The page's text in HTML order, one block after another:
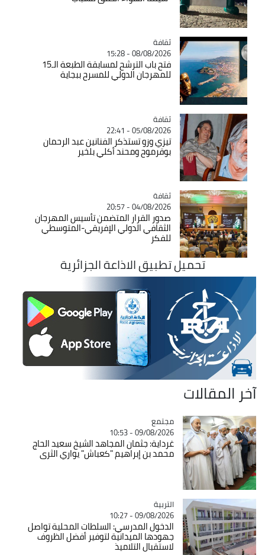
Catégorie
ثقافة
08/08/2026 - 15:28
فتح باب الترشح لمسابقة الطبعة الـ15
للمهرجان الدولي للمسرح ببجاية
Catégorie
ثقافة
05/08/2026 - 22:41
تيزي وزو تستذكر الفنانين عبد الرحمان
بوقرموح ومحند أكلي بلخير
Catégorie
ثقافة
04/08/2026 - 20:57
صدور القرار المتضمن تأسيس المهرجان
الثقافي الدولي الإفريقي-المتوسطي
للفكر
تحميل تطبيق الاذاعة الجزائرية
آخر المقالات
Catégorie
مجتمع
09/08/2026 - 10:53
غرداية: جثمان المجاهد الشيخ سعيد الحاج
محمد بن إبراهيم "كعباش" يواري الثرى
Catégorie
التربية
09/08/2026 - 10:27
الدخول المدرسي: السلطات المحلية تواصل
جهودها الميدانية لتوفير أفضل الظروف
لاستقبال التلاميذ